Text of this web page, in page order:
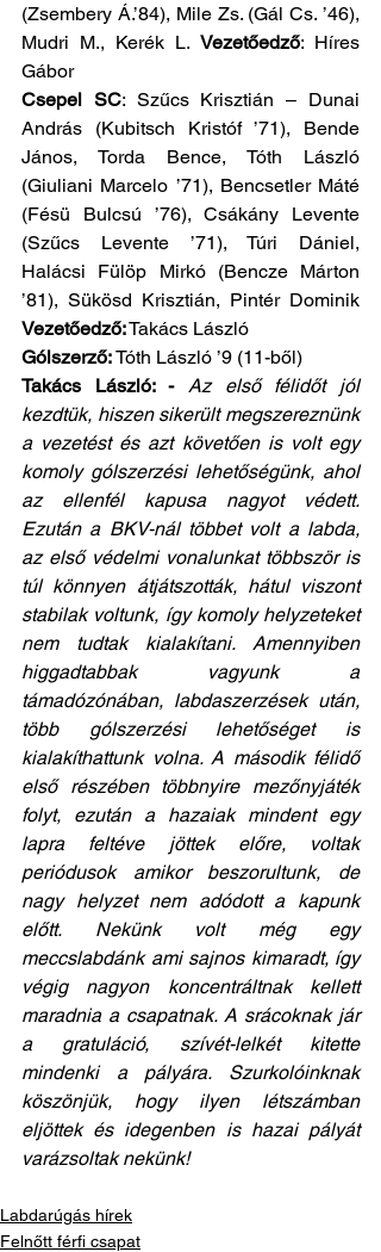
(Zsembery Á.’84), Mile Zs. (Gál Cs. ’46),
Mudri M., Kerék L. Vezetőedző: Híres
Gábor
Csepel SC: Szűcs Krisztián – Dunai
András (Kubitsch Kristóf ’71), Bende
János, Torda Bence, Tóth László
(Giuliani Marcelo ’71), Bencsetler Máté
(Fésü Bulcsú ’76), Csákány Levente
(Szűcs Levente ’71), Túri Dániel,
Halácsi Fülöp Mirkó (Bencze Márton
Vezetőedző: Takács László
Gólszerző: Tóth László ’9 (11-ből)
Takács László: - Az első félidőt jól
kezdtük, hiszen sikerült megszereznünk
a vezetést és azt követően is volt egy
komoly gólszerzési lehetőségünk, ahol
az ellenfél kapusa nagyot védett.
Ezután a BKV-nál többet volt a labda,
az első védelmi vonalunkat többször is
túl könnyen átjátszották, hátul viszont
stabilak voltunk, így komoly helyzeteket
nem tudtak kialakítani. Amennyiben
higgadtabbak vagyunk a
támadózónában, labdaszerzések után,
több gólszerzési lehetőséget is
kialakíthattunk volna. A második félidő
első részében többnyire mezőnyjáték
folyt, ezután a hazaiak mindent egy
lapra feltéve jöttek előre, voltak
periódusok amikor beszorultunk, de
nagy helyzet nem adódott a kapunk
előtt. Nekünk volt még egy
meccslabdánk ami sajnos kimaradt, így
végig nagyon koncentráltnak kellett
maradnia a csapatnak. A srácoknak jár
a gratuláció, szívét-lelkét kitette
mindenki a pályára. Szurkolóinknak
köszönjük, hogy ilyen létszámban
eljöttek és idegenben is hazai pályát
varázsoltak nekünk!
Labdarúgás hírek
Felnőtt férfi csapat